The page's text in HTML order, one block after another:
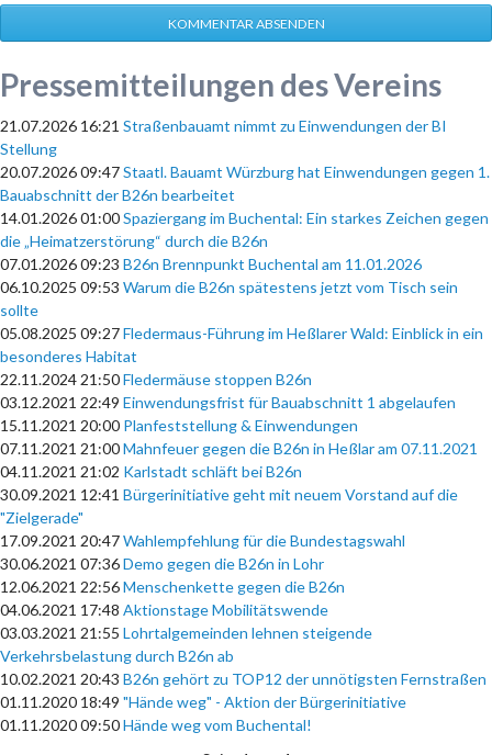
KOMMENTAR ABSENDEN
Pressemitteilungen des Vereins
21.07.2026 16:21 Straßenbauamt nimmt zu Einwendungen der BI
Stellung
20.07.2026 09:47Staatl. Bauamt Würzburg hat Einwendungen gegen 1.
Bauabschnitt der B26n bearbeitet
14.01.2026 01:00Spaziergang im Buchental: Ein starkes Zeichen gegen
die „Heimatzerstörung“ durch die B26n
07.01.2026 09:23 B26n Brennpunkt Buchental am 11.01.2026
06.10.2025 09:53 Warum die B26n spätestens jetzt vom Tisch sein
sollte
05.08.2025 09:27Fledermaus-Führung im Heßlarer Wald: Einblick in ein
besonderes Habitat
22.11.2024 21:50Fledermäuse stoppen B26n
03.12.2021 22:49 Einwendungsfrist für Bauabschnitt 1 abgelaufen
15.11.2021 20:00 Planfeststellung & Einwendungen
07.11.2021 21:00Mahnfeuer gegen die B26n in Heßlar am 07.11.2021
04.11.2021 21:02 Karlstadt schläft bei B26n
30.09.2021 12:41 Bürgerinitiative geht mit neuem Vorstand auf die
"Zielgerade"
17.09.2021 20:47Wahlempfehlung für die Bundestagswahl
30.06.2021 07:36Demo gegen die B26n in Lohr
12.06.2021 22:56Menschenkette gegen die B26n
04.06.2021 17:48 Aktionstage Mobilitätswende
03.03.2021 21:55 Lohrtalgemeinden lehnen steigende
Verkehrsbelastung durch B26n ab
10.02.2021 20:43 B26n gehört zu TOP12 der unnötigsten Fernstraßen
01.11.2020 18:49 "Hände weg" - Aktion der Bürgerinitiative
01.11.2020 09:50Hände weg vom Buchental!